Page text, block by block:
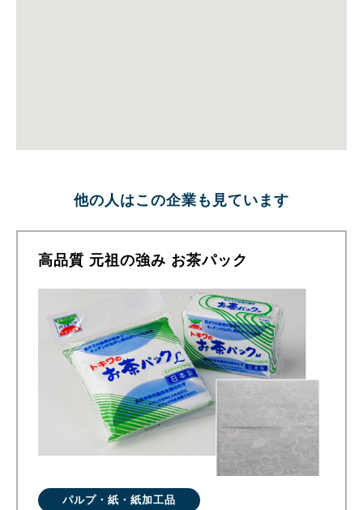
他の人はこの企業も見ています
高品質 元祖の強み お茶パック
パルプ・紙・紙加工品